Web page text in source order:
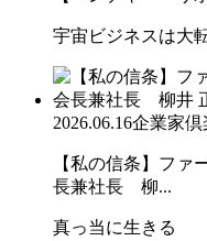
宇宙ビジネスは大
2026.06.16企業家倶
【私の信条】フ
長兼社長 柳...
真っ当に生きる